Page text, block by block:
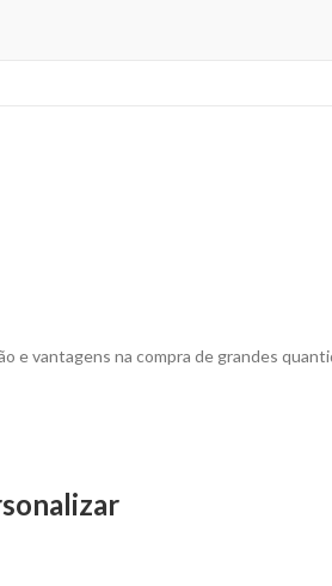
e vantagens na compra de grandes